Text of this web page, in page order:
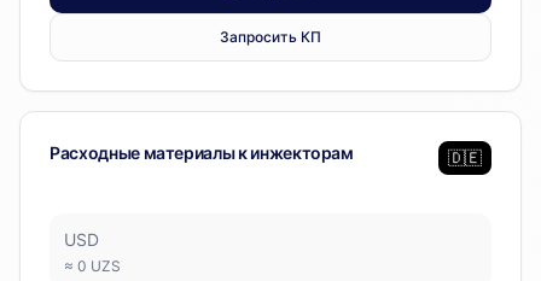
Запросить КП
Диагностическое оборудование
Расходные материалы к инжекторам 🇩🇪
USD
≈ 0 UZS